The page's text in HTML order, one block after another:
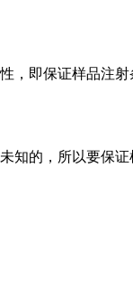
，即保证样品注射
的，所以要保证